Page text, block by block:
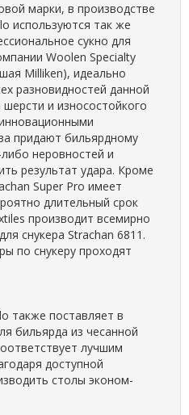
марки, в производстве
используются так же
сукно для
Woolen Specialty
Milliken), идеально
разновидностей данной
и износостойкого
придают бильярдному
неровностей и
результат удара. Кроме
Super Pro имеет
длительный срок
производит всемирно
снукера Strachan 6811.
по снукеру проходят
также поставляет в
бильярда из чесанной
лучшим
доступной
столы эконом-